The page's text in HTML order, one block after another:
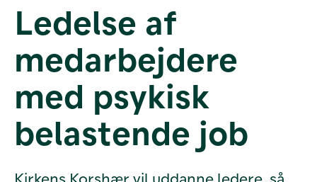
Værktøjer
og viden
Foreningen
os
Ledelse af
medarbejdere
med psykisk
belastende job
Kirkens Korshær vil uddanne ledere, så